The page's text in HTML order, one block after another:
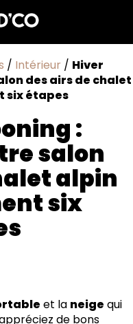
/ Intérieur / Hiver
des airs de chalet
six étapes
:
salon
alpin
six
couleurs et textures
avec soin
et la neige qui
de bons